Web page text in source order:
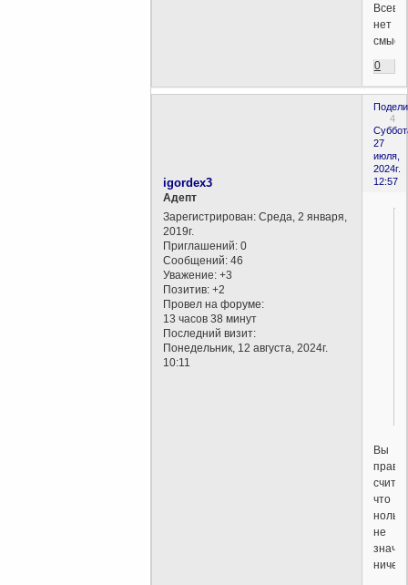
нет
0
4
27
июля,
2024г.
12:57
igordex3
Aдепт
Зарегистрирован: Среда, 2 января,
2019г.
Приглашений: 0
Сообщений: 46
Уважение: +3
Позитив: +2
Провел на форуме:
13 часов 38 минут
Последний визит:
Понедельник, 12 августа, 2024г.
10:11
Вы
что
ноль
не
значит